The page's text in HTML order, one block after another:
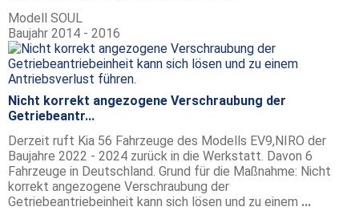
Modell SOUL
Baujahr 2014 - 2016
Nicht korrekt angezogene Verschraubung der
Getriebeantr...
Derzeit ruft Kia 56 Fahrzeuge des Modells EV9,NIRO der
Baujahre 2022 - 2024 zurück in die Werkstatt. Davon 6
Fahrzeuge in Deutschland. Grund für die Maßnahme: Nicht
korrekt angezogene Verschraubung der
Getriebeantriebeinheit kann sich lösen und zu einem ...